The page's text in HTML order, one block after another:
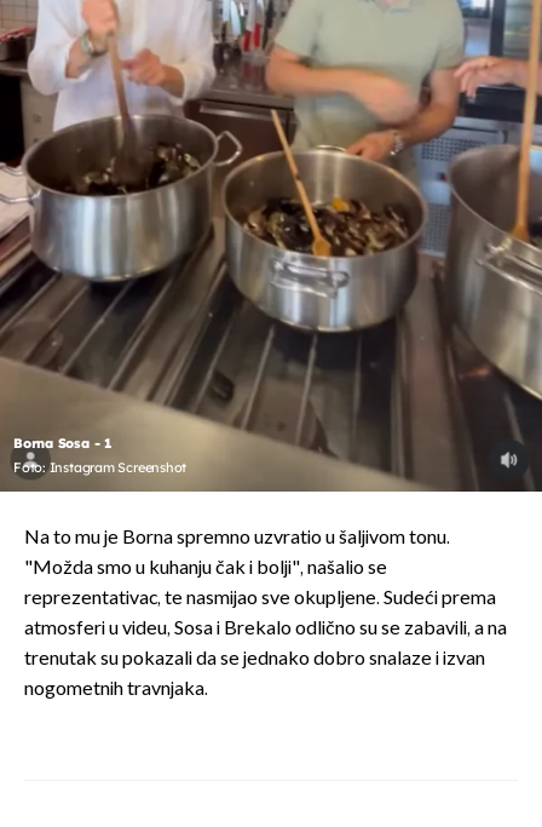
Borna Sosa - 1
Foto: Instagram Screenshot
Na to mu je Borna spremno uzvratio u šaljivom tonu.
"Možda smo u kuhanju čak i bolji", našalio se
reprezentativac, te nasmijao sve okupljene. Sudeći prema
atmosferi u videu, Sosa i Brekalo odlično su se zabavili, a na
trenutak su pokazali da se jednako dobro snalaze i izvan
nogometnih travnjaka.